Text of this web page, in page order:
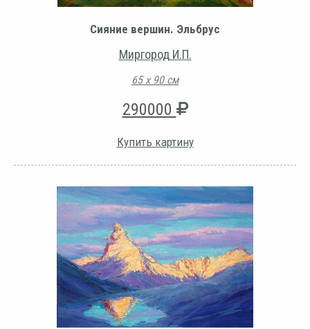
Сияние вершин. Эльбрус
Миргород И.П.
65 х 90 см
290000
Купить картину